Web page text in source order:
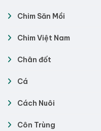
Chim Săn Mồi
Chim Việt Nam
Chân đốt
Cá
Cách Nuôi
Côn Trùng